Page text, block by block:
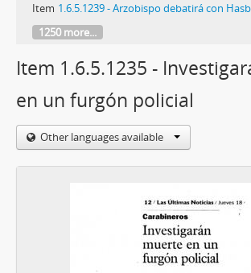
Item 1.6.5.1239 - Arzobispo debatirá con Hasbún su
1250 more...
Item 1.6.5.1235 -
en un furgón policial
Other languages available